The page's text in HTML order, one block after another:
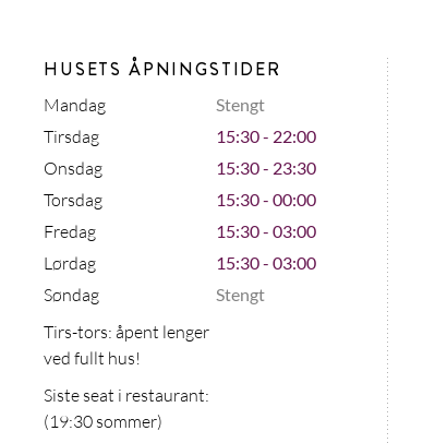
HUSETS ÅPNINGSTIDER
Mandag Stengt
Tirsdag 15:30 - 22:00
Onsdag 15:30 - 23:30
Torsdag 15:30 - 00:00
Fredag 15:30 - 03:00
Lørdag 15:30 - 03:00
Søndag Stengt
Tirs-tors: åpent lenger
ved fullt hus!
Siste seat i restaurant:
(19:30 sommer)